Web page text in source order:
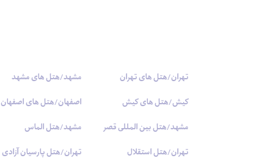
تهران/هتل های تهران
کیش/هتل های کیش
مشهد/هتل بین المللی قصر
تهران/هتل استقلال
مشهد/هتل های مشهد
اصفهان/هتل های اصفهان
مشهد/هتل الماس
تهران/هتل پارسیان آزادی